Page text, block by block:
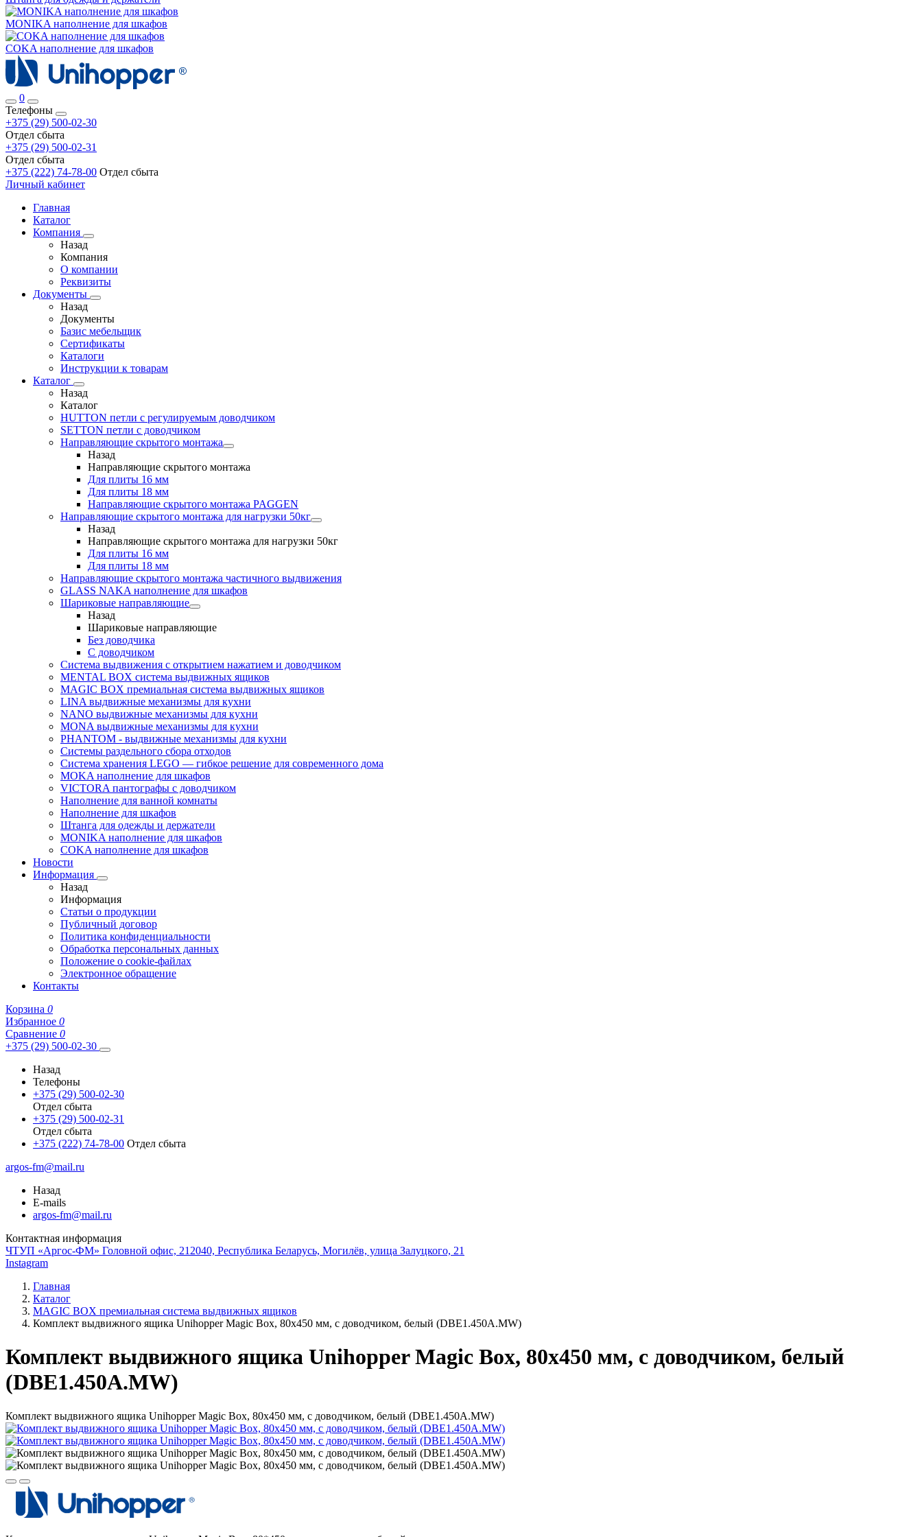
MONIKA наполнение для шкафов
COKA наполнение для шкафов
0
Телефоны
+375 (29) 500-02-30
Отдел сбыта
+375 (29) 500-02-31
Отдел сбыта
+375 (222) 74-78-00 Отдел сбыта
Личный кабинет
Главная
Каталог
Компания
Назад
Компания
О компании
Реквизиты
Документы
Назад
Документы
Базис мебельщик
Сертификаты
Каталоги
Инструкции к товарам
Каталог
Назад
Каталог
HUTTON петли с регулируемым доводчиком
SETTON петли с доводчиком
Направляющие скрытого монтажа
Назад
Направляющие скрытого монтажа
Для плиты 16 мм
Для плиты 18 мм
Направляющие скрытого монтажа PAGGEN
Направляющие скрытого монтажа для нагрузки 50кг
Назад
Направляющие скрытого монтажа для нагрузки 50кг
Для плиты 16 мм
Для плиты 18 мм
Направляющие скрытого монтажа частичного выдвижения
GLASS NAKA наполнение для шкафов
Шариковые направляющие
Назад
Шариковые направляющие
Без доводчика
С доводчиком
Система выдвижения с открытием нажатием и доводчиком
MENTAL BOX система выдвижных ящиков
MAGIC BOX премиальная система выдвижных ящиков
LINA выдвижные механизмы для кухни
NANO выдвижные механизмы для кухни
MONA выдвижные механизмы для кухни
PHANTOM - выдвижные механизмы для кухни
Системы раздельного сбора отходов
Система хранения LEGO — гибкое решение для современного дома
MOKA наполнение для шкафов
VICTORA пантографы с доводчиком
Наполнение для ванной комнаты
Наполнение для шкафов
Штанга для одежды и держатели
MONIKA наполнение для шкафов
COKA наполнение для шкафов
Новости
Информация
Назад
Информация
Статьи о продукции
Публичный договор
Политика конфиденциальности
Обработка персональных данных
Положение о cookie-файлах
Электронное обращение
Контакты
Корзина 0
Избранное 0
Сравнение 0
+375 (29) 500-02-30
Назад
Телефоны
+375 (29) 500-02-30
Отдел сбыта
+375 (29) 500-02-31
Отдел сбыта
+375 (222) 74-78-00 Отдел сбыта
argos-fm@mail.ru
Назад
E-mails
argos-fm@mail.ru
Контактная информация
ЧТУП «Аргос-ФМ» Головной офис, 212040, Республика Беларусь, Могилёв, улица Залуцкого, 21
Instagram
Главная
Каталог
MAGIC BOX премиальная система выдвижных ящиков
Комплект выдвижного ящика Unihopper Magic Box, 80x450 мм, с доводчиком, белый (DBE1.450A.MW)
Комплект выдвижного ящика Unihopper Magic Box, 80x450 мм, с доводчиком, белый
(DBE1.450A.MW)
Комплект выдвижного ящика Unihopper Magic Box, 80x450 мм, с доводчиком, белый (DBE1.450A.MW)